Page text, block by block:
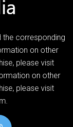
the corresponding
on other
please visit
on other
please visit